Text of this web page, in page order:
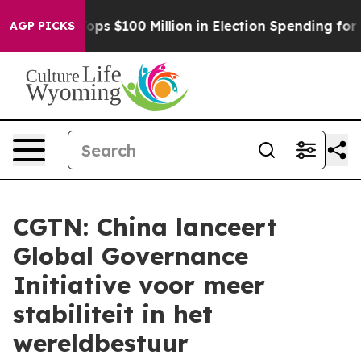
AGP PICKS
Aipac Tops $100 Million in Election Spending for
CGTN: China lanceert
Global Governance
Initiative voor meer
stabiliteit in het
wereldbestuur